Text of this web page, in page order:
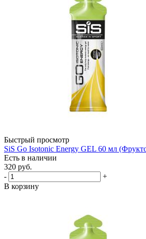
Быстрый просмотр
SiS Go Isotonic Energy GEL 60 мл
Есть в наличии
320 руб.
-
+
В корзину